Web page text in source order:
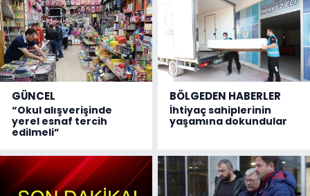
GÜNCEL
“Okul alışverişinde
yerel esnaf tercih
edilmeli”
BÖLGEDEN HABERLER
İhtiyaç sahiplerinin
yaşamına dokundular